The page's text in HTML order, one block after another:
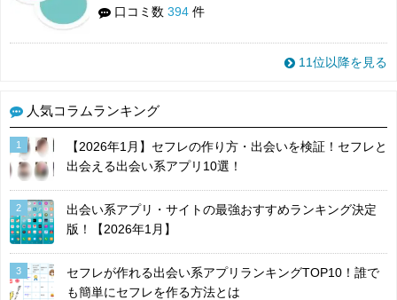
口コミ数 394 件
11位以降を見る
人気コラムランキング
1
【2026年1月】セフレの作り方・出会いを検証！セフレと
出会える出会い系アプリ10選！
2
出会い系アプリ・サイトの最強おすすめランキング決定
版！【2026年1月】
3
セフレが作れる出会い系アプリランキングTOP10！誰で
も簡単にセフレを作る方法とは